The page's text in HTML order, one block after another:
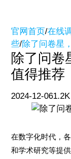
官网首页/在线
些/除了问卷星
除了问卷
值得推荐
2024-12-06
在数字化时代，
和学术研究等提